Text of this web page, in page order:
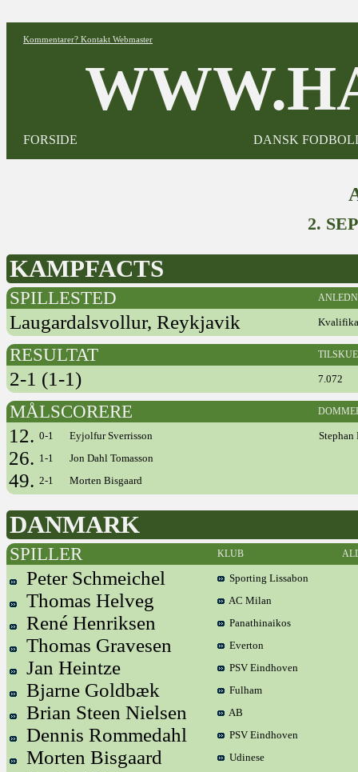
Kommentarer? Kontakt Webmaster
FORSIDE DANSK
2.
KAMPFACTS
SPILLESTED
Laugardalsvollur, Reykjavik
RESULTAT
2-1 (1-1) 7.072
MÅLSCORERE
12. 0-1 Eyjolfur Sverrisson Stephan
26. 1-1 Jon Dahl Tomasson
49. 2-1 Morten Bisgaard
DANMARK
SPILLER KLUB
Peter Schmeichel Sporting Lissabon
Thomas Helveg AC Milan
René Henriksen Panathinaikos
Thomas Gravesen Everton
Jan Heintze PSV Eindhoven
Bjarne Goldbæk Fulham
Brian Steen Nielsen AB
Dennis Rommedahl PSV Eindhoven
Morten Bisgaard Udinese